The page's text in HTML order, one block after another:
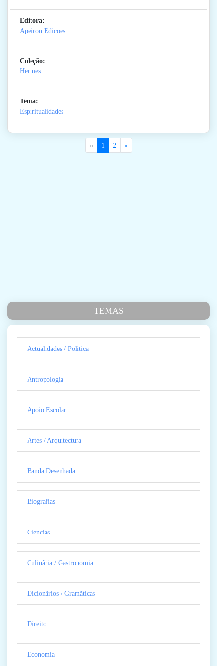
Editora:
Apeiron Edicoes
Coleção:
Hermes
Tema:
Espiritualidades
« 1 2 »
TEMAS
Actualidades / Politica
Antropologia
Apoio Escolar
Artes / Arquitectura
Banda Desenhada
Biografias
Ciencias
Culinãria / Gastronomia
Dicionãrios / Gramãticas
Direito
Economia